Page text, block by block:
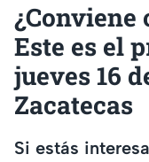
¿Conviene
Este es el
jueves 16
Zacatecas
Si estás